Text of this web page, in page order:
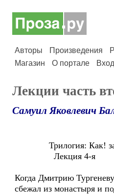
Авторы Произведения
Магазин
О портале
Лекции часть
Самуил Яковлевич
Трилогия: Как!
Лекция 4-я
Когда Дмитрию
сбежал из монастыря и